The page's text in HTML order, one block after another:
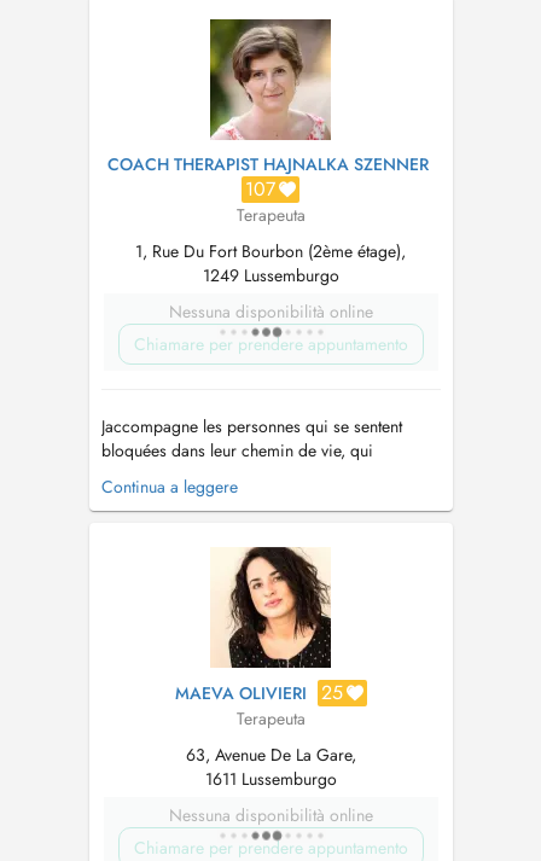
de vivre. Jai approfondi mes études en thérapie
des constellations familiales ...
COACH THERAPIST HAJNALKA SZENNER
107
Terapeuta
1, Rue Du Fort Bourbon (2ème étage),
1249 Lussemburgo
Nessuna disponibilità online
Chiamare per prendere appuntamento
Jaccompagne les personnes qui se sentent
bloquées dans leur chemin de vie, qui
rencontrent des difficultés dans la gestion de
leurs émotions et du stress, qui souffrent
traversent des problématiques professionnelles
ou relationnelles. Jaccompagne également
Continua a leggere
MAEVA OLIVIERI 25
Terapeuta
63, Avenue De La Gare,
1611 Lussemburgo
Nessuna disponibilità online
Chiamare per prendere appuntamento